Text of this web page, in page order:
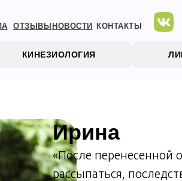
ОТЗЫВЫ НОВОСТИ КОНТАКТЫ
КИНЕЗИОЛОГИЯ
Ирина
«После перенесенной
рассыпаться,